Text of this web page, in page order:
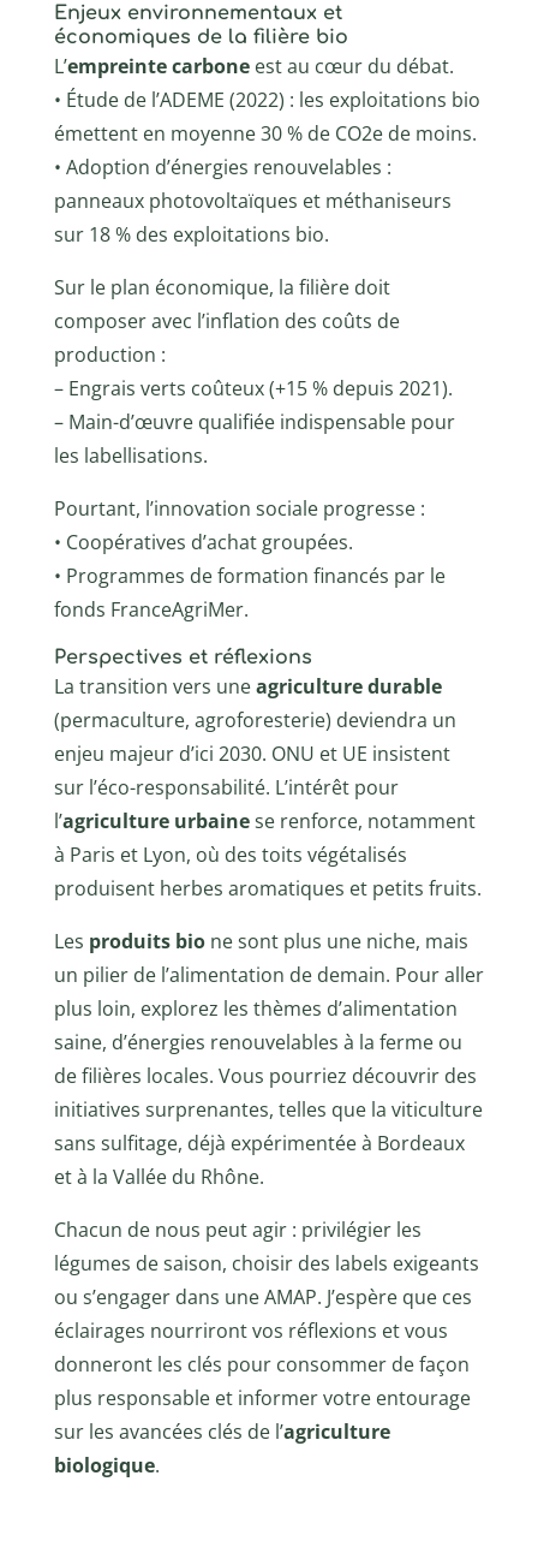
Enjeux environnementaux et
économiques de la filière bio
L’empreinte carboneest au cœur du débat.
• Étude de l’ADEME (2022) : les exploitations bio
émettent en moyenne 30 % de CO2e de moins.
• Adoption d’énergies renouvelables :
panneaux photovoltaïques et méthaniseurs
sur 18 % des exploitations bio.
Sur le plan économique, la filière doit
composer avec l’inflation des coûts de
production :
– Engrais verts coûteux (+15 % depuis 2021).
– Main-d’œuvre qualifiée indispensable pour
les labellisations.
Pourtant, l’innovation sociale progresse :
• Coopératives d’achat groupées.
• Programmes de formation financés par le
fonds FranceAgriMer.
Perspectives et réflexions
La transition vers uneagriculture durable
(permaculture, agroforesterie) deviendra un
enjeu majeur d’ici 2030. ONU et UE insistent
sur l’éco-responsabilité. L’intérêt pour
l’agriculture urbainese renforce, notamment
à Paris et Lyon, où des toits végétalisés
produisent herbes aromatiques et petits fruits.
Les produits bione sont plus une niche, mais
un pilier de l’alimentation de demain. Pour aller
plus loin, explorez les thèmes d’alimentation
saine, d’énergies renouvelables à la ferme ou
de filières locales. Vous pourriez découvrir des
initiatives surprenantes, telles que la viticulture
sans sulfitage, déjà expérimentée à Bordeaux
et à la Vallée du Rhône.
Chacun de nous peut agir : privilégier les
légumes de saison, choisir des labels exigeants
ou s’engager dans une AMAP. J’espère que ces
éclairages nourriront vos réflexions et vous
donneront les clés pour consommer de façon
plus responsable et informer votre entourage
sur les avancées clés de l’agriculture
biologique.